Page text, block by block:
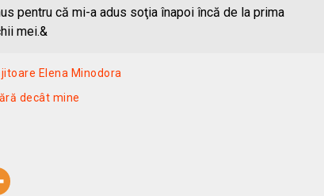
pentru că mi-a adus soţia înapoi încă de la prima
mei.&
Elena Minodora
decât mine